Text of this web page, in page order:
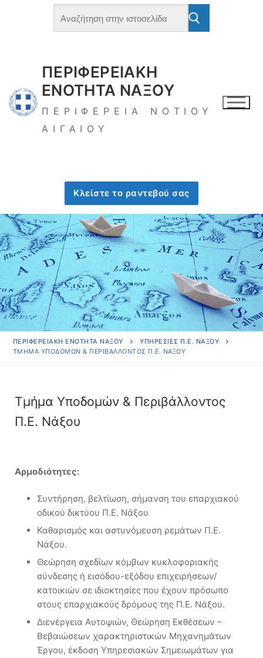
ΠΕΡΙΦΕΡΕΙΑΚΗ
ΕΝΟΤΗΤΑ ΝΑΞΟΥ
ΠΕΡΙΦΕΡΕΙΑ ΝΟΤΙΟΥ
ΑΙΓΑΙΟΥ
Κλείστε το ραντεβού σας
ΠΕΡΙΦΕΡΕΙΑΚΗ ΕΝΟΤΗΤΑ ΝΑΞΟΥ
ΥΠΗΡΕΣΊΕΣ Π.Ε. ΝΆΞΟΥ
ΤΜΉΜΑ ΥΠΟΔΟΜΏΝ & ΠΕΡΙΒΆΛΛΟΝΤΟΣ Π.Ε. ΝΆΞΟΥ
Τμήμα Υποδομών & Περιβάλλοντος
Π.Ε. Νάξου
Αρμοδιότητες:
Συντήρηση, βελτίωση, σήμανση του επαρχιακού
οδικού δικτύου Π.Ε. Νάξου
Καθαρισμός και αστυνόμευση ρεμάτων Π.Ε.
Νάξου.
Θεώρηση σχεδίων κόμβων κυκλοφοριακής
σύνδεσης ή εισόδου-εξόδου επιχειρήσεων/
κατοικιών σε ιδιοκτησίες που έχουν πρόσωπο
στους επαρχιακούς δρόμους της Π.Ε. Νάξου.
Διενέργεια Αυτοψιών, Θεώρηση Εκθέσεων –
Βεβαιώσεων χαρακτηριστικών Μηχανημάτων
Έργου, έκδοση Υπηρεσιακών Σημειωμάτων για